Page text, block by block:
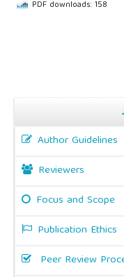
PDF downloads: 158
Author Guidelines
Reviewers
Focus and Scope
Publication Ethics
Peer Review